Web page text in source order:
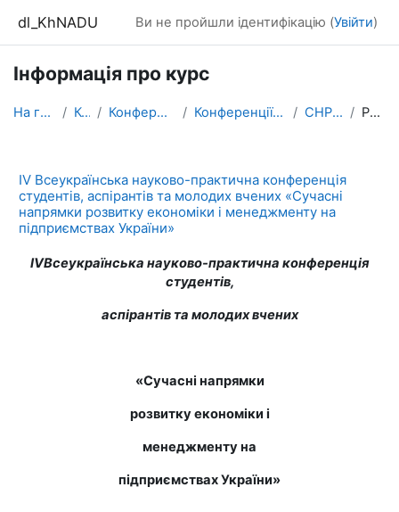
dl_KhNADU Ви не пройшли ідентифікацію (Увійти)
Інформація про курс
На головну Курси Конференції ХНАДУ Конференції ХНАДУ - 2018 СНРЕіМНПУ Резюме
ІV Всеукраїнська науково-практична конференція
студентів, аспірантів та молодих вчених «Сучасні
напрямки розвитку економіки і менеджменту на
підприємствах України»
ІVВсеукраїнська науково-практична конференція
студентів,
аспірантів та молодих вчених
«Сучасні напрямки
розвитку економіки і
менеджменту на
підприємствах України»